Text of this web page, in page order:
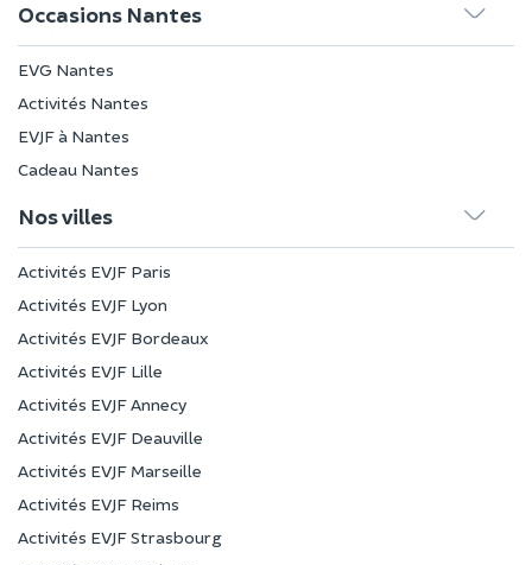
Occasions Nantes
EVG Nantes
Activités Nantes
EVJF à Nantes
Cadeau Nantes
Nos villes
Activités EVJF Paris
Activités EVJF Lyon
Activités EVJF Bordeaux
Activités EVJF Lille
Activités EVJF Annecy
Activités EVJF Deauville
Activités EVJF Marseille
Activités EVJF Reims
Activités EVJF Strasbourg